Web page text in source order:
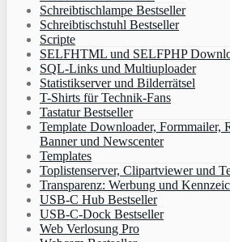
Schreibtischlampe Bestseller
Schreibtischstuhl Bestseller
Scripte
SELFHTML und SELFPHP
SQL-Links und Multiuploader
Statistikserver und Bilderrätsel
T-Shirts für Technik-Fans
Tastatur Bestseller
Template Downloader, Formmailer,
Banner und Newscenter
Templates
Toplistenserver, Clipartviewer und
Transparenz: Werbung und
USB-C Hub Bestseller
USB-C-Dock Bestseller
Web Verlosung Pro